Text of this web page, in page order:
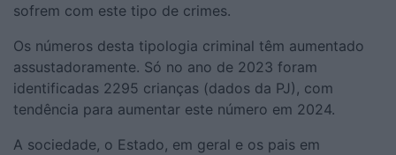
sofrem com este tipo de crimes.
Os números desta tipologia criminal têm aumentado
assustadoramente. Só no ano de 2023 foram
identificadas 2295 crianças (dados da PJ), com
tendência para aumentar este número em 2024.
A sociedade, o Estado, em geral e os pais em